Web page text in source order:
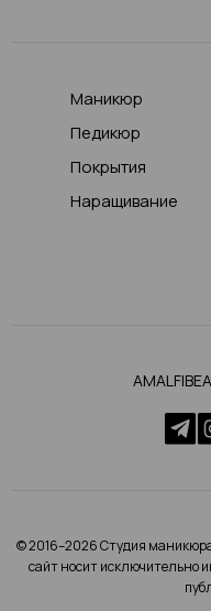
Маникюр
Педикюр
Покрытия
Наращивание
© 2016–2026 Студия
сайт носит исключительно